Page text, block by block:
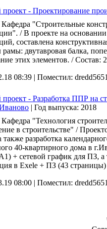
проект - Проектирование
"Строительные
/ В проекте на
составлена
двутавровая балка,
этих элементов. /
08:39 | Поместил:
- Разработка ППР на
| Год выпуска: 2018
"Технология
в строительстве" /
разработка
40-квартирного дома в
+ сетевой график для ПЗ,
в Exele + ПЗ (43
08:00 | Поместил: